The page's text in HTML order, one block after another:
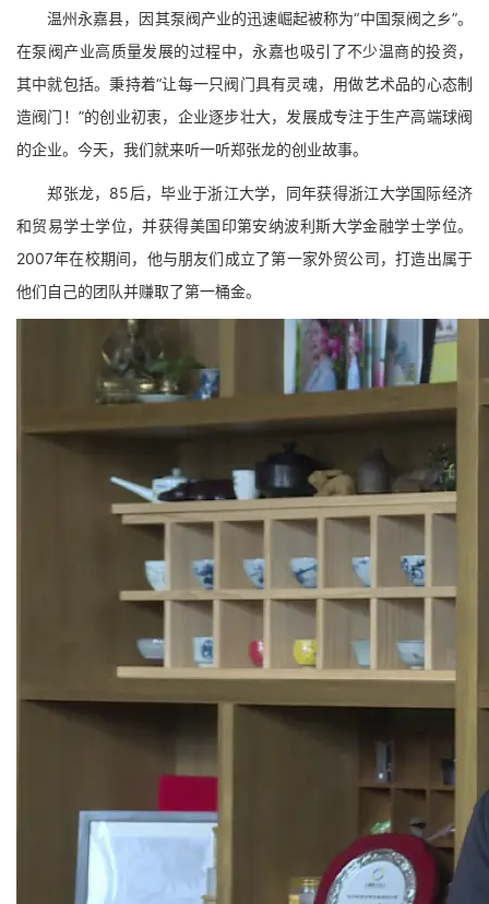
温州永嘉县，因其泵阀产业的迅速崛起被称为“中国泵阀之乡”。
在泵阀产业高质量发展的过程中，永嘉也吸引了不少温商的投资，
其中就包括。秉持着“让每一只阀门具有灵魂，用做艺术品的心态制
造阀门！”的创业初衷，企业逐步壮大，发展成专注于生产高端球阀
的企业。今天，我们就来听一听郑张龙的创业故事。
郑张龙，85后，毕业于浙江大学，同年获得浙江大学国际经济
和贸易学士学位，并获得美国印第安纳波利斯大学金融学士学位。
2007年在校期间，他与朋友们成立了第一家外贸公司，打造出属于
他们自己的团队并赚取了第一桶金。